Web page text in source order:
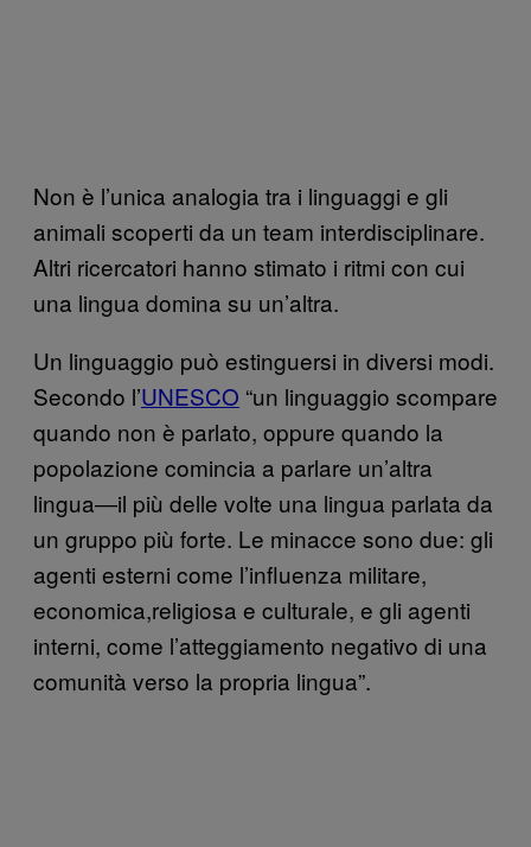
Non è l’unica analogia tra i linguaggi e gli
animali scoperti da un team interdisciplinare.
Altri ricercatori hanno stimato i ritmi con cui
una lingua domina su un’altra.
Un linguaggio può estinguersi in diversi modi.
Secondo l’UNESCO “un linguaggio scompare
quando non è parlato, oppure quando la
popolazione comincia a parlare un’altra
lingua―il più delle volte una lingua parlata da
un gruppo più forte. Le minacce sono due: gli
agenti esterni come l’influenza militare,
economica,religiosa e culturale, e gli agenti
interni, come l’atteggiamento negativo di una
comunità verso la propria lingua”.